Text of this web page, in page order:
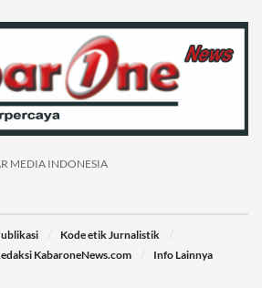
MEDIA INDONESIA
Kode etik Jurnalistik
KabaroneNews.com Info Lainnya